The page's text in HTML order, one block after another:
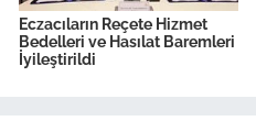
Eczacıların Reçete Hizmet
Bedelleri ve Hasılat Baremleri
İyileştirildi